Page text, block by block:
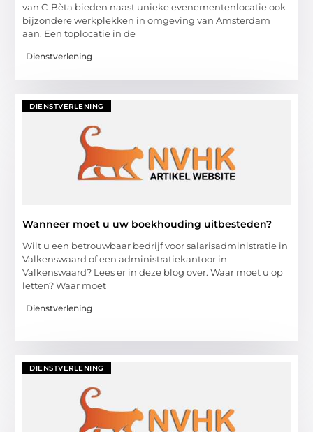
van C-Bèta bieden naast unieke evenementenlocatie ook
bijzondere werkplekken in omgeving van Amsterdam
aan. Een toplocatie in de
Dienstverlening
DIENSTVERLENING
Wanneer moet u uw boekhouding uitbesteden?
Wilt u een betrouwbaar bedrijf voor salarisadministratie in
Valkenswaard of een administratiekantoor in
Valkenswaard? Lees er in deze blog over. Waar moet u op
letten? Waar moet
Dienstverlening
DIENSTVERLENING